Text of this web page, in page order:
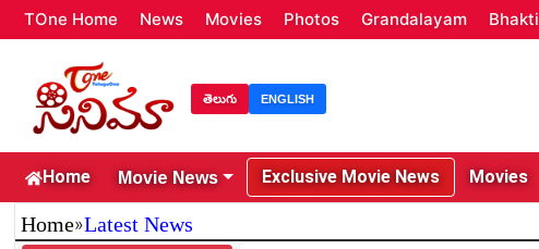
TOne Home News Movies Photos Grandalayam Bhakti
తెలుగు ENGLISH
Home Movie News Exclusive Movie News Movies
Home»Latest News